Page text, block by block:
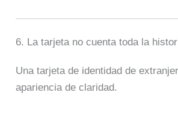
6. La tarjeta no cuenta toda la
Una tarjeta de identidad de
apariencia de claridad.